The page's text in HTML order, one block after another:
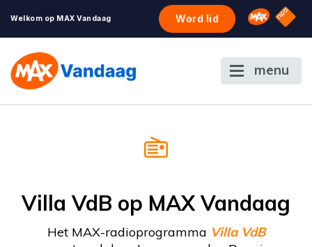
Welkom op MAX Vandaag Word lid Omroep
NPO
menu
Villa VdB op MAX Vandaag
Het MAX-radioprogramma Villa VdB